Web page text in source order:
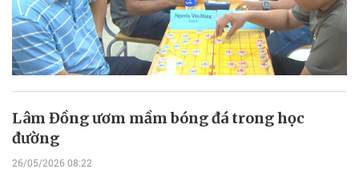
Lâm Đồng ươm mầm bóng đá trong học
đường
26/05/2026 08:22